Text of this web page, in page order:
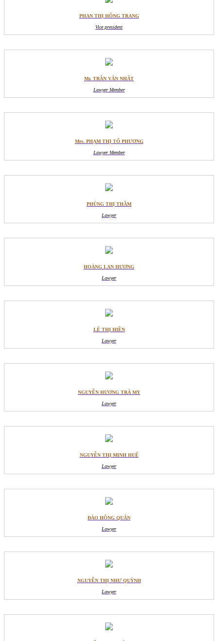
PHAN THỊ HỒNG TRANG
Vice president
Mr. TRẦN VĂN NHẤT
Lawyer Member
Mrs. PHẠM THỊ TỐ PHƯƠNG
Lawyer Member
PHÙNG THỊ THẦM
Lawyer
HOÀNG LAN HƯƠNG
Lawyer
LÊ THỊ HIỀN
Lawyer
NGUYỄN HƯƠNG TRÀ MY
Lawyer
NGUYỄN THỊ MINH HUẾ
Lawyer
ĐÀO HỒNG QUÂN
Lawyer
NGUYỄN THỊ NHƯ QUỲNH
Lawyer